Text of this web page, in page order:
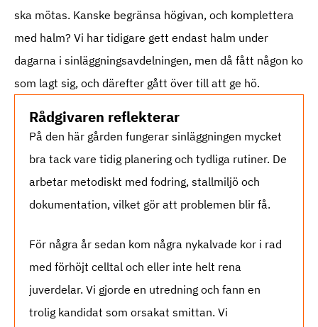
ska mötas. Kanske begränsa högivan, och komplettera
med halm? Vi har tidigare gett endast halm under
dagarna i sinläggningsavdelningen, men då fått någon ko
som lagt sig, och därefter gått över till att ge hö.
Rådgivaren reflekterar
På den här gården fungerar sinläggningen mycket
bra tack vare tidig planering och tydliga rutiner. De
arbetar metodiskt med fodring, stallmiljö och
dokumentation, vilket gör att problemen blir få.
För några år sedan kom några nykalvade kor i rad
med förhöjt celltal och eller inte helt rena
juverdelar. Vi gjorde en utredning och fann en
trolig kandidat som orsakat smittan. Vi